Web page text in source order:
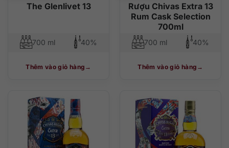
The Glenlivet 13
700 ml 40%
Thêm vào giỏ hàng
Rượu Chivas Extra 13
Rum Cask Selection
700ml
700 ml 40%
Thêm vào giỏ hàng